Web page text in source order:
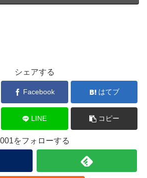
シェアする
Facebook はてブ
LINE コピー
001をフォローする